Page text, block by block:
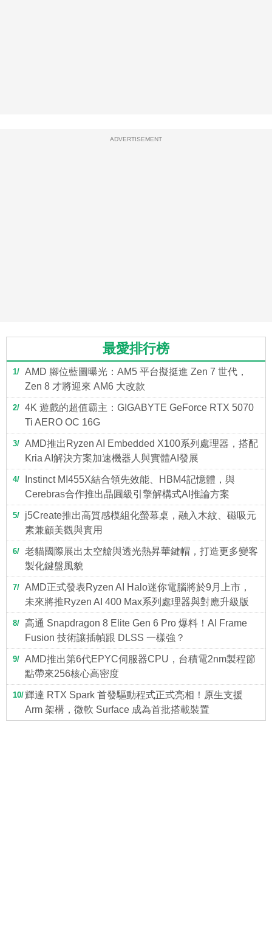
ADVERTISEMENT
最愛排行榜
1
AMD 腳位藍圖曝光：AM5 平台擬挺進 Zen 7 世代，
Zen 8 才將迎來 AM6 大改款
2
4K 遊戲的超值霸主：GIGABYTE GeForce RTX 5070
Ti AERO OC 16G
3
AMD推出Ryzen AI Embedded X100系列處理器，搭配
Kria AI解決方案加速機器人與實體AI發展
4
Instinct MI455X結合領先效能、HBM4記憶體，與
Cerebras合作推出晶圓級引擎解構式AI推論方案
5
j5Create推出高質感模組化螢幕桌，融入木紋、磁吸元
素兼顧美觀與實用
6
老貓國際展出太空艙與透光熱昇華鍵帽，打造更多變客
製化鍵盤風貌
7
AMD正式發表Ryzen AI Halo迷你電腦將於9月上市，
未來將推Ryzen AI 400 Max系列處理器與對應升級版
8
高通 Snapdragon 8 Elite Gen 6 Pro 爆料！AI Frame
Fusion 技術讓插幀跟 DLSS 一樣強？
9
AMD推出第6代EPYC伺服器CPU，台積電2nm製程節
點帶來256核心高密度
10 輝達 RTX Spark 首發驅動程式正式亮相！原生支援
Arm 架構，微軟 Surface 成為首批搭載裝置